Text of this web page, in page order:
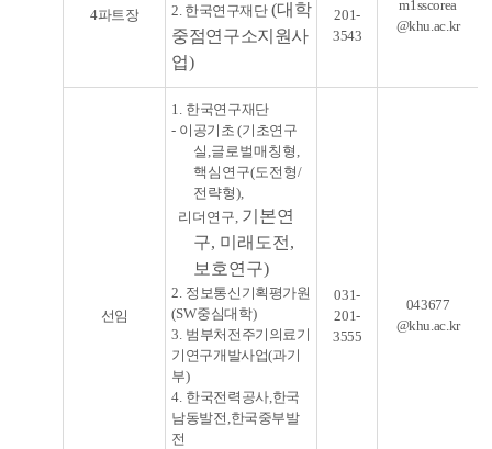
4파트장 2. 한국연구재단(대학
중점연구소지원사
업)
201-
3543
m1sscorea
@khu.ac.kr
선임
1. 한국연구재단
- 이공기초(기초연구
실 ,글로벌매칭형,
핵심연구(도전형/
전략형),
리더연구, 기본연
구, 미래도전,
보호연구)
2. 정보통신기획평가원
(SW중심대학)
3. 범부처전주기의료기
기연구개발사업(과기
부)
4. 한국전력공사,한국
남동발전 ,한국중부발
전
031-
201-
3555
043677
@khu.ac.kr